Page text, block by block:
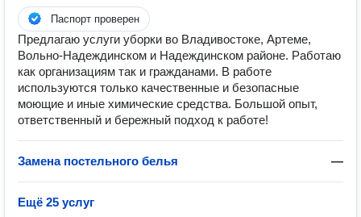
Паспорт проверен
Предлагаю услуги уборки во Владивостоке, Артеме,
Вольно-Надеждинском и Надеждинском районе. Работаю
как организациям так и гражданами. В работе
используются только качественные и безопасные
моющие и иные химические средства. Большой опыт,
ответственный и бережный подход к работе!
Замена постельного белья —
Ещё 25 услуг